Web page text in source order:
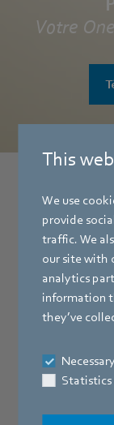
This
We use
provide
traffic. We
our site with
analytics
information
they’ve
Statistics
Votre
nos
Veuillez